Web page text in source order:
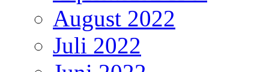
August 2022
Juli 2022